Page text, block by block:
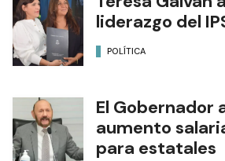
liderazgo del
POLÍTICA
El Gobernador
aumento
para estatales